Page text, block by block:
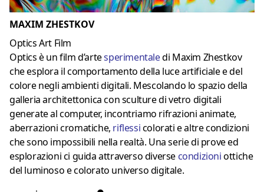
MAXIM ZHESTKOV
Optics Art Film
Optics è un film d’artesperimentaledi Maxim Zhestkov
che esplora il comportamento della luce artificiale e del
colore negli ambienti digitali. Mescolando lo spazio della
galleria architettonica con sculture di vetro digitali
generate al computer, incontriamo rifrazioni animate,
aberrazioni cromatiche, riflessicolorati e altre condizioni
che sono impossibili nella realtà. Una serie di prove ed
esplorazioni ci guida attraverso diverse condizioniottiche
del luminoso e colorato universo digitale.